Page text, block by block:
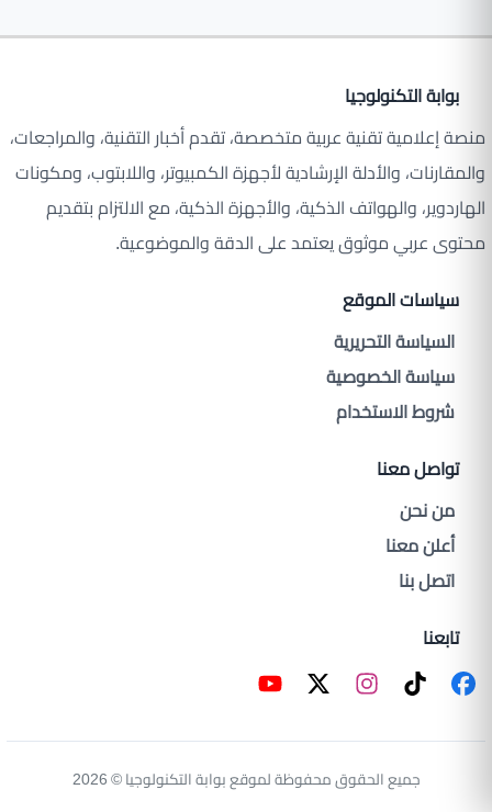
بوابة التكنولوجيا
منصة إعلامية تقنية عربية متخصصة، تقدم أخبار التقنية، والمراجعات،
والمقارنات، والأدلة الإرشادية لأجهزة الكمبيوتر، واللابتوب، ومكونات
الهاردوير، والهواتف الذكية، والأجهزة الذكية، مع الالتزام بتقديم
محتوى عربي موثوق يعتمد على الدقة والموضوعية.
سياسات الموقع
السياسة التحريرية
سياسة الخصوصية
شروط الاستخدام
تواصل معنا
من نحن
أعلن معنا
اتصل بنا
تابعنا
جميع الحقوق محفوظة لموقع بوابة التكنولوجيا © 2026